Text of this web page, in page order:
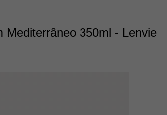
Mediterrâneo 350ml - Lenvie